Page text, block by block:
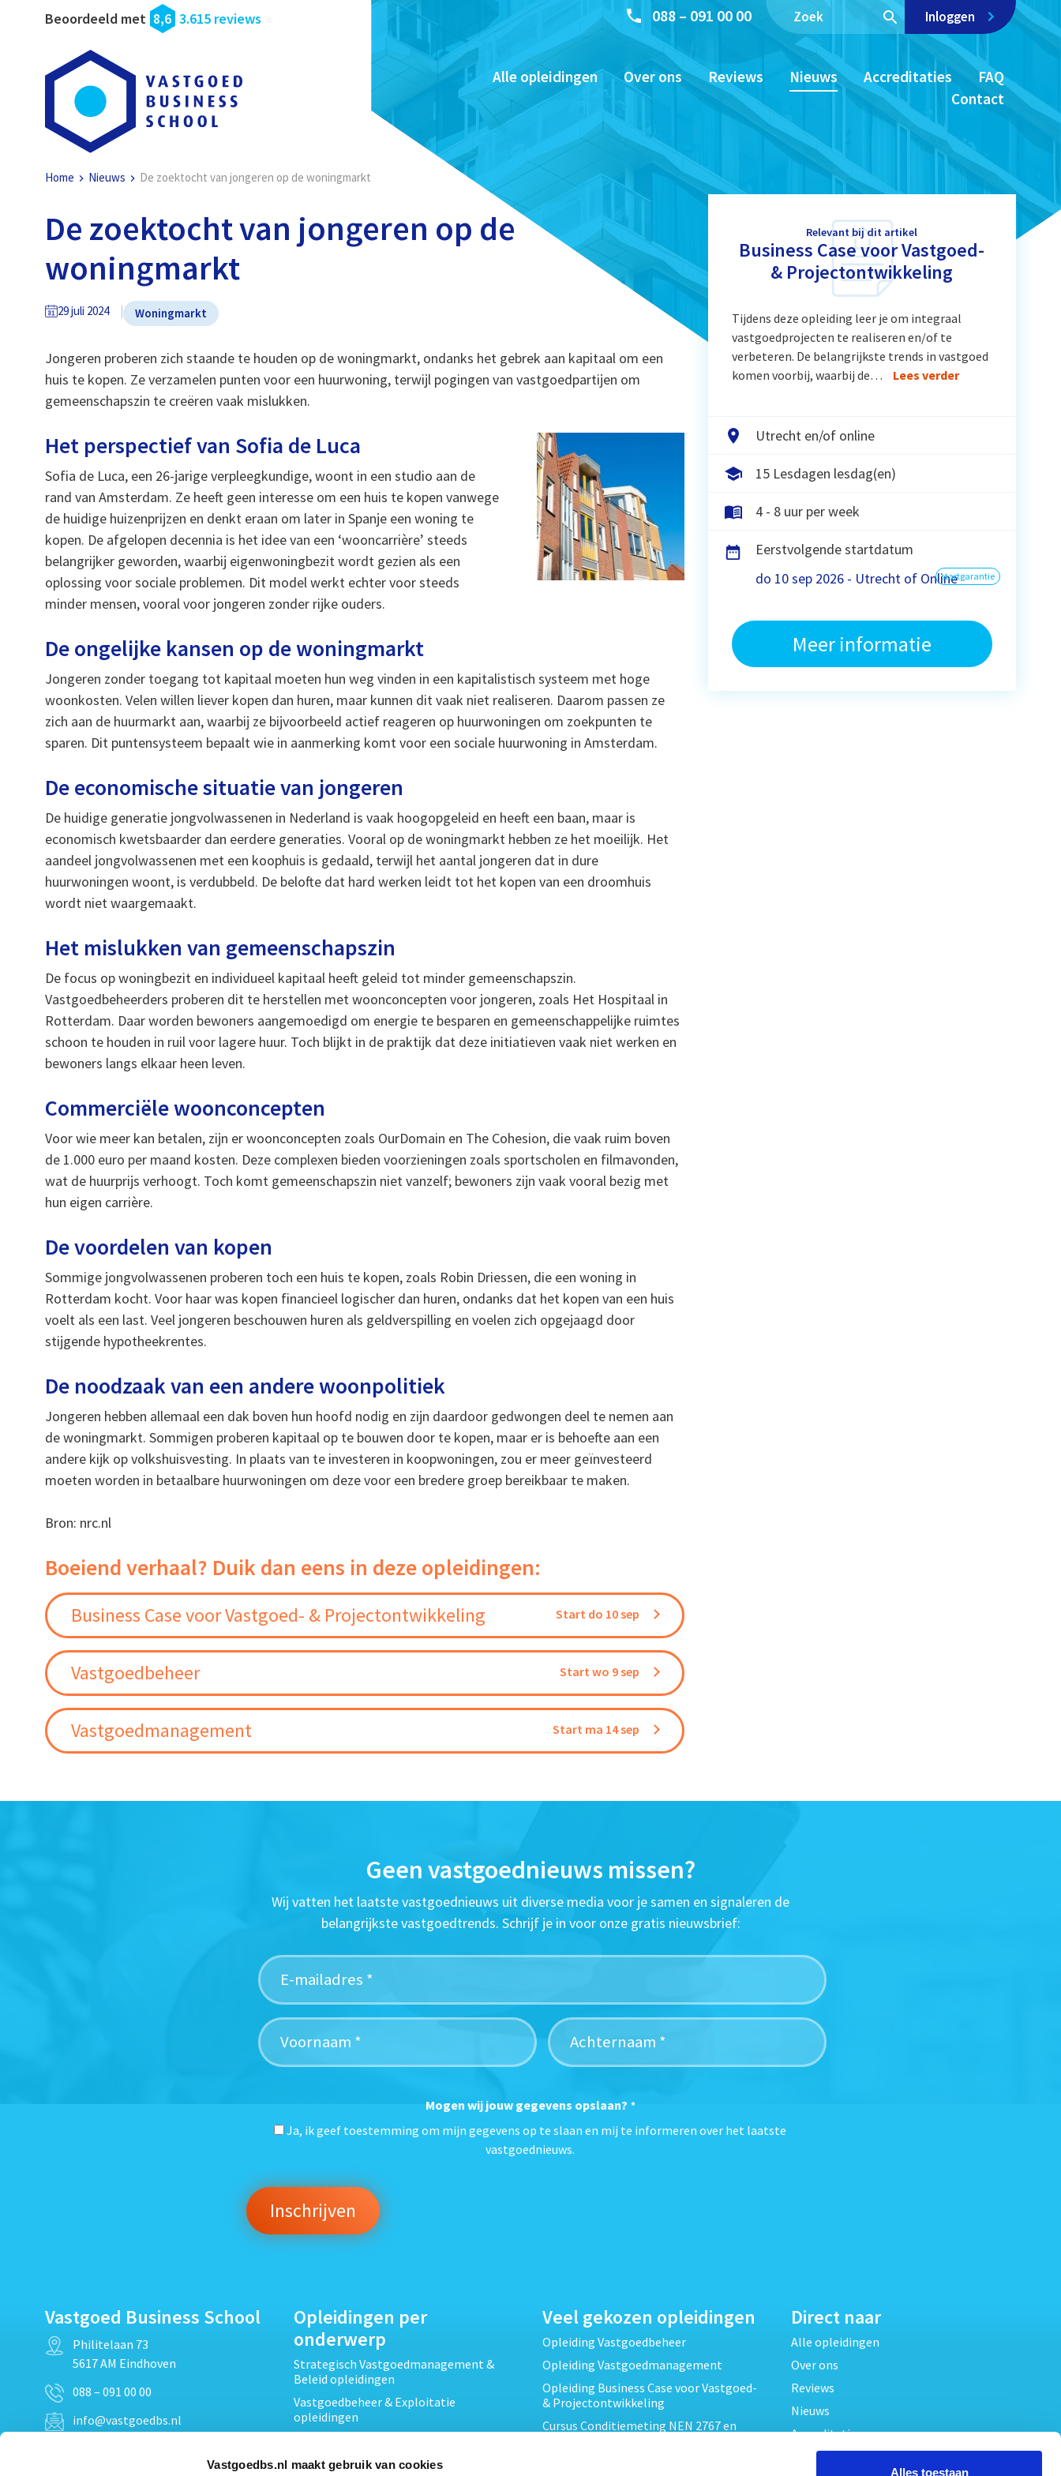
Vastgoedbs.nl maakt gebruik van cookies
Alles toestaan
Beoordeeld met 8,6 3.615 reviews 088 – 091 00 00 Inloggen
Alle opleidingen Over ons Reviews Nieuws Accreditaties
FAQ
Contact
Home Nieuws De zoektocht van jongeren op de woningmarkt
De zoektocht van jongeren op de
woningmarkt
29 juli 2024 Woningmarkt
Jongeren proberen zich staande te houden op de woningmarkt, ondanks het gebrek aan kapitaal om een
huis te kopen. Ze verzamelen punten voor een huurwoning, terwijl pogingen van vastgoedpartijen om
gemeenschapszin te creëren vaak mislukken.
Het perspectief van Sofia de Luca
Sofia de Luca, een 26-jarige verpleegkundige, woont in een studio aan de
rand van Amsterdam. Ze heeft geen interesse om een huis te kopen vanwege
de huidige huizenprijzen en denkt eraan om later in Spanje een woning te
kopen. De afgelopen decennia is het idee van een ‘wooncarrière’ steeds
belangrijker geworden, waarbij eigenwoningbezit wordt gezien als een
oplossing voor sociale problemen. Dit model werkt echter voor steeds
minder mensen, vooral voor jongeren zonder rijke ouders.
De ongelijke kansen op de woningmarkt
Jongeren zonder toegang tot kapitaal moeten hun weg vinden in een kapitalistisch systeem met hoge
woonkosten. Velen willen liever kopen dan huren, maar kunnen dit vaak niet realiseren. Daarom passen ze
zich aan de huurmarkt aan, waarbij ze bijvoorbeeld actief reageren op huurwoningen om zoekpunten te
sparen. Dit puntensysteem bepaalt wie in aanmerking komt voor een sociale huurwoning in Amsterdam.
De economische situatie van jongeren
De huidige generatie jongvolwassenen in Nederland is vaak hoogopgeleid en heeft een baan, maar is
economisch kwetsbaarder dan eerdere generaties. Vooral op de woningmarkt hebben ze het moeilijk. Het
aandeel jongvolwassenen met een koophuis is gedaald, terwijl het aantal jongeren dat in dure
huurwoningen woont, is verdubbeld. De belofte dat hard werken leidt tot het kopen van een droomhuis
wordt niet waargemaakt.
Het mislukken van gemeenschapszin
De focus op woningbezit en individueel kapitaal heeft geleid tot minder gemeenschapszin.
Vastgoedbeheerders proberen dit te herstellen met woonconcepten voor jongeren, zoals Het Hospitaal in
Rotterdam. Daar worden bewoners aangemoedigd om energie te besparen en gemeenschappelijke ruimtes
schoon te houden in ruil voor lagere huur. Toch blijkt in de praktijk dat deze initiatieven vaak niet werken en
bewoners langs elkaar heen leven.
Commerciële woonconcepten
Voor wie meer kan betalen, zijn er woonconcepten zoals OurDomain en The Cohesion, die vaak ruim boven
de 1.000 euro per maand kosten. Deze complexen bieden voorzieningen zoals sportscholen en filmavonden,
wat de huurprijs verhoogt. Toch komt gemeenschapszin niet vanzelf; bewoners zijn vaak vooral bezig met
hun eigen carrière.
De voordelen van kopen
Sommige jongvolwassenen proberen toch een huis te kopen, zoals Robin Driessen, die een woning in
Rotterdam kocht. Voor haar was kopen financieel logischer dan huren, ondanks dat het kopen van een huis
voelt als een last. Veel jongeren beschouwen huren als geldverspilling en voelen zich opgejaagd door
stijgende hypotheekrentes.
De noodzaak van een andere woonpolitiek
Jongeren hebben allemaal een dak boven hun hoofd nodig en zijn daardoor gedwongen deel te nemen aan
de woningmarkt. Sommigen proberen kapitaal op te bouwen door te kopen, maar er is behoefte aan een
andere kijk op volkshuisvesting. In plaats van te investeren in koopwoningen, zou er meer geïnvesteerd
moeten worden in betaalbare huurwoningen om deze voor een bredere groep bereikbaar te maken.
Bron: nrc.nl
Boeiend verhaal? Duik dan eens in deze opleidingen:
Business Case voor Vastgoed- & Projectontwikkeling Start do 10 sep
Vastgoedbeheer Start wo 9 sep
Vastgoedmanagement Start ma 14 sep
Relevant bij dit artikel
Business Case voor Vastgoed-
& Projectontwikkeling
Tijdens deze opleiding leer je om integraal
vastgoedprojecten te realiseren en/of te
verbeteren. De belangrijkste trends in vastgoed
komen voorbij, waarbij de…
Lees verder
Utrecht en/of online
15 Lesdagen lesdag(en)
4 - 8 uur per week
Eerstvolgende startdatum
do 10 sep 2026 - Utrecht of Onlinestartgarantie
Meer informatie
Geen vastgoednieuws missen?
Wij vatten het laatste vastgoednieuws uit diverse media voor je samen en signaleren de
belangrijkste vastgoedtrends. Schrijf je in voor onze gratis nieuwsbrief:
Mogen wij jouw gegevens opslaan? *
Ja, ik geef toestemming om mijn gegevens op te slaan en mij te informeren over het laatste
vastgoednieuws.
Vastgoed Business School
Philitelaan 73
5617 AM Eindhoven
088 – 091 00 00
info@vastgoedbs.nl
Opleidingen per
onderwerp
Strategisch Vastgoedmanagement &
Beleid opleidingen
Vastgoedbeheer & Exploitatie
opleidingen
Projectontwikkeling &
Veel gekozen opleidingen
Opleiding Vastgoedbeheer
Opleiding Vastgoedmanagement
Opleiding Business Case voor Vastgoed-
& Projectontwikkeling
Cursus Conditiemeting NEN 2767 en
Direct naar
Alle opleidingen
Over ons
Reviews
Nieuws
Accreditaties